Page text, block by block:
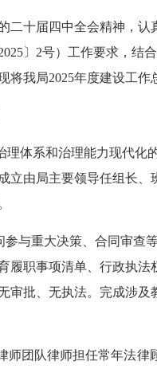
十届四中全会精神，
〕2号）工作要求，结
我局2025年度建设工作
理体系和治理能力现代化
由局主要领导任组长、
与重大决策、合同审查
职事项清单、行政执
批、无执法。完成涉
师团队律师担任常年法